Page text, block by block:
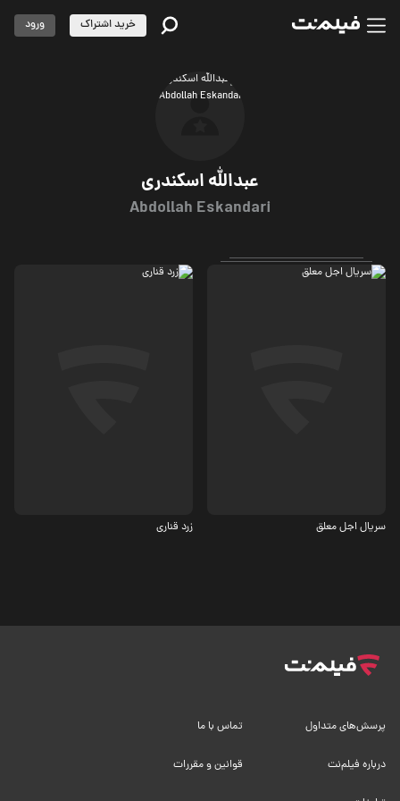
عبدالله اسکندری
Abdollah Eskandari
خرید اشتراک ورود
سریال اجل معلق زرد قناری
پرسش‌های متداول تماس با ما
درباره فیلم‌نت قوانین و مقررات